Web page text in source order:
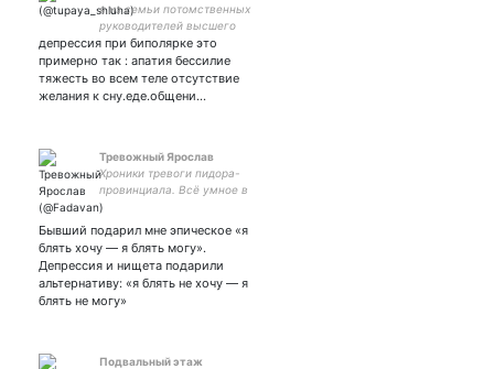
я из семьи потомственных
руководителей высшего
уровня. если у вас есть
машина - я могу в нее
наблевать
депрессия при биполярке это
примерно так : апатия бессилие
тяжесть во всем теле отсутствие
желания к сну.еде.общени…
Тревожный Ярослав
Хроники тревоги пидора-
провинциала. Всё умное в
телеграм-канале, тут
нюдесы.
Бывший подарил мне эпическое «я
блять хочу — я блять могу».
Депрессия и нищета подарили
альтернативу: «я блять не хочу — я
блять не могу»
Подвальный этаж